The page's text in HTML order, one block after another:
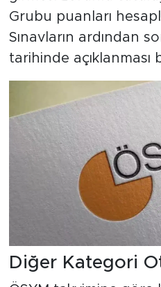
Grubu puanları
Sınavların ardından
tarihinde açıklanması
Diğer Kategori